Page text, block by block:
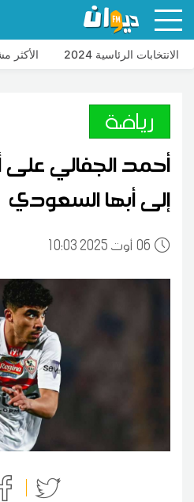
الانتخابات الرئاسية 2024 الأكثر
رياضة
أحمد الجفالي على
إلى أبها السعودي
0610:03 2025 أوت